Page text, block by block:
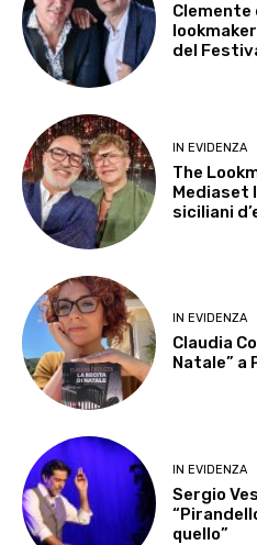
Clemente
del
IN EVIDENZA
The
Mediaset
siciliani
IN EVIDENZA
Claudia
Natale” a
IN EVIDENZA
Sergio
quello”